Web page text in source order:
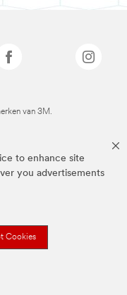
to enhance site
you advertisements
Cookies
van 3M.